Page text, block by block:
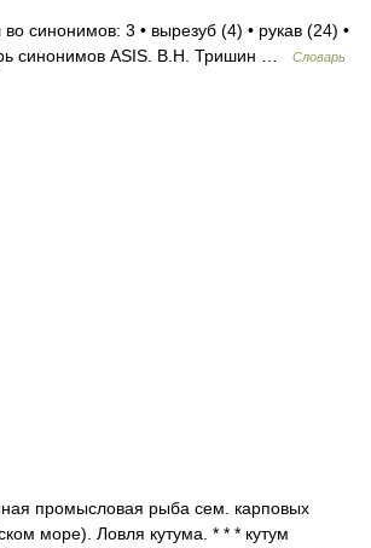
синонимов: 3 • вырезуб (4) • рукав (24) •
синонимов ASIS. В.Н. Тришин …
Словарь
промысловая рыба сем. карповых
море). Ловля кутума. * * * кутум